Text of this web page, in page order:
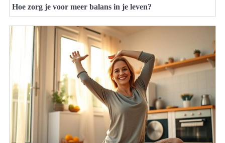
Hoe zorg je voor meer balans in je leven?